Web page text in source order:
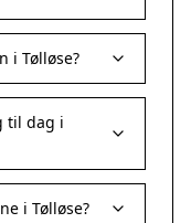
i Tølløse?
til dag i
i Tølløse?